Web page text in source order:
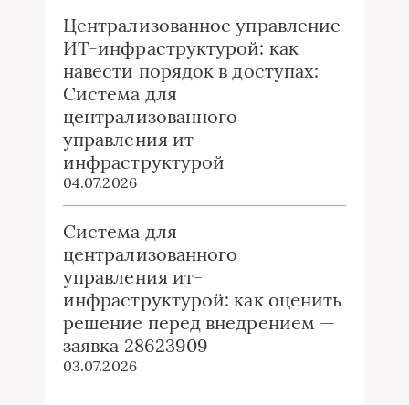
Централизованное управление
ИТ-инфраструктурой: как
навести порядок в доступах:
Система для
централизованного
управления ит-
инфраструктурой
04.07.2026
Система для
централизованного
управления ит-
инфраструктурой: как оценить
решение перед внедрением —
заявка 28623909
03.07.2026